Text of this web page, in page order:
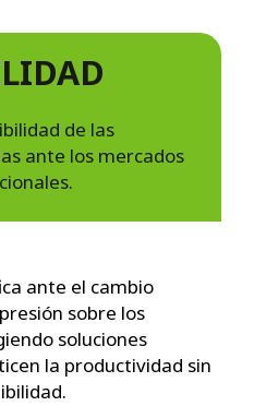
de las
ante los mercados
ante el cambio
sobre los
soluciones
la productividad sin